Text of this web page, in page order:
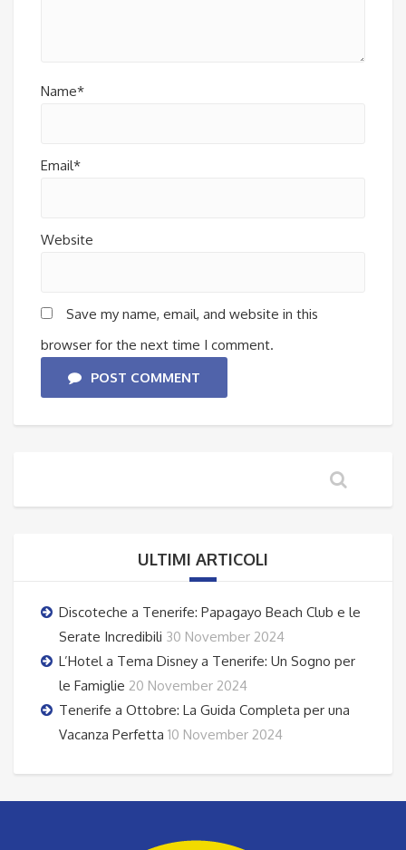
Name*
Email*
Website
Save my name, email, and website in this
browser for the next time I comment.
POST COMMENT
ULTIMI ARTICOLI
Discoteche a Tenerife: Papagayo Beach Club e le
Serate Incredibili 30 November 2024
L’Hotel a Tema Disney a Tenerife: Un Sogno per
le Famiglie 20 November 2024
Tenerife a Ottobre: La Guida Completa per una
Vacanza Perfetta 10 November 2024